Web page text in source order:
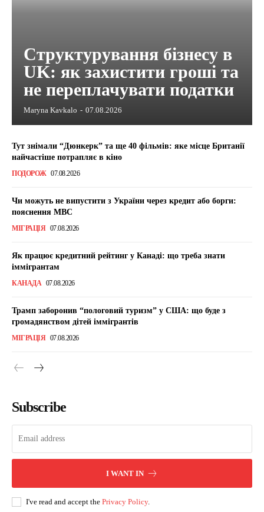
Структурування бізнесу в
UK: як захистити гроші та
не переплачувати податки
Maryna Kavkalo - 07.08.2026
Тут знімали “Дюнкерк” та ще 40 фільмів: яке місце Британії
найчастіше потрапляє в кіно
ПОДОРОЖ 07.08.2026
Чи можуть не випустити з України через кредит або борги:
пояснення МВС
МІГРАЦІЯ 07.08.2026
Як працює кредитний рейтинг у Канаді: що треба знати
іммігрантам
КАНАДА 07.08.2026
Трамп заборонив “пологовий туризм” у США: що буде з
громадянством дітей іммігрантів
МІГРАЦІЯ 07.08.2026
Subscribe
I WANT IN
I've read and accept the Privacy Policy.